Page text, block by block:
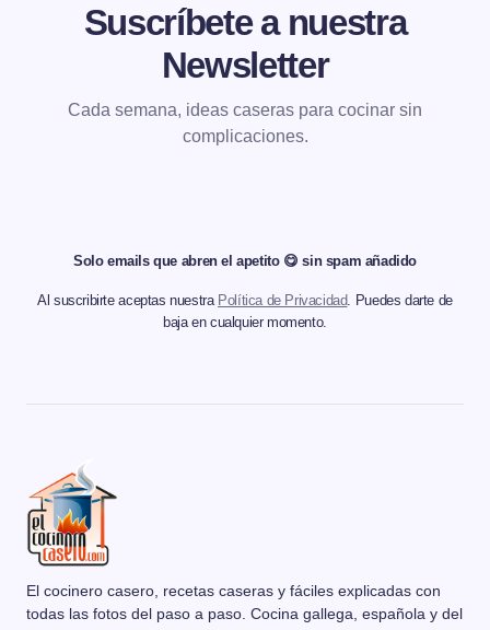
Suscríbete a nuestra
Newsletter
Cada semana, ideas caseras para cocinar sin
complicaciones.
Solo emails que abren el apetito 😋 sin spam añadido
Al suscribirte aceptas nuestra Política de Privacidad. Puedes darte de
baja en cualquier momento.
El cocinero casero, recetas caseras y fáciles explicadas con
todas las fotos del paso a paso. Cocina gallega, española y del